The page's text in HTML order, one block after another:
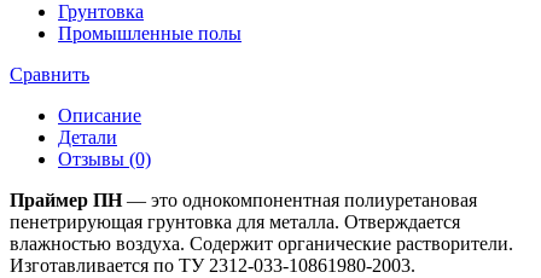
металла
Праймер
ПН
Грунтовка
Промышленные полы
Сравнить
Описание
Детали
Отзывы (0)
Праймер ПН— это однокомпонентная полиуретановая
пенетрирующая грунтовка для металла. Отверждается
влажностью воздуха. Содержит органические растворители.
Изготавливается по ТУ 2312-033-10861980-2003.